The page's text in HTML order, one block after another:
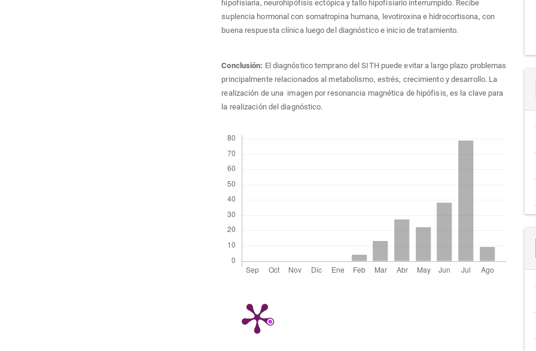
hipofisiaria, neurohipófisis ectópica y tallo hipofisiario interrumpido. Recibe
suplencia hormonal con somatropina humana, levotiroxina e hidrocortisona, con
buena respuesta clínica luego del diagnóstico e inicio de tratamiento.
Conclusión: El diagnóstico temprano del SITH puede evitar a largo plazo problemas
principalmente relacionados al metabolismo, estrés, crecimiento y desarrollo. La
realización de una imagen por resonancia magnética de hipófisis, es la clave para
la realización del diagnóstico.